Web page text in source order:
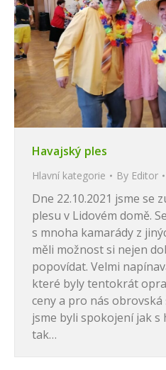
Havajský ples
Hlavní kategorie By Editor
Dne 22.10.2021 jsme se
plesu v Lidovém domě.
s mnoha kamarády z
měli možnost si nejen
popovídat. Velmi
které byly tentokrát
ceny a pro nás obrovská
jsme byli spokojení jak s
tak…